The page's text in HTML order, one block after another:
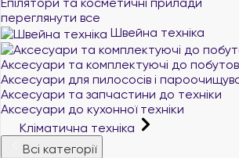
переглянути все
Швейна техніка
Аксесуари та комплектуючі до
Аксесуари для пилососів і
Аксесуари та запчастини до техніки
Аксесуари до кухонної техніки
Кліматична техніка
Всі категорії